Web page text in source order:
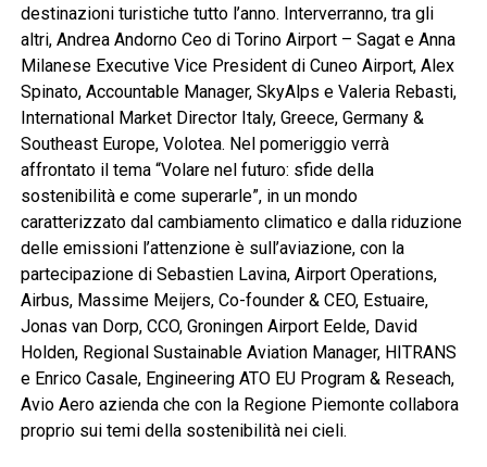
destinazioni turistiche tutto l’anno. Interverranno, tra gli
altri, Andrea Andorno Ceo di Torino Airport – Sagat e Anna
Milanese Executive Vice President di Cuneo Airport, Alex
Spinato, Accountable Manager, SkyAlps e Valeria Rebasti,
International Market Director Italy, Greece, Germany &
Southeast Europe, Volotea. Nel pomeriggio verrà
affrontato il tema “Volare nel futuro: sfide della
sostenibilità e come superarle”, in un mondo
caratterizzato dal cambiamento climatico e dalla riduzione
delle emissioni l’attenzione è sull’aviazione, con la
partecipazione di Sebastien Lavina, Airport Operations,
Airbus, Massime Meijers, Co-founder & CEO, Estuaire,
Jonas van Dorp, CCO, Groningen Airport Eelde, David
Holden, Regional Sustainable Aviation Manager, HITRANS
e Enrico Casale, Engineering ATO EU Program & Reseach,
Avio Aero azienda che con la Regione Piemonte collabora
proprio sui temi della sostenibilità nei cieli.